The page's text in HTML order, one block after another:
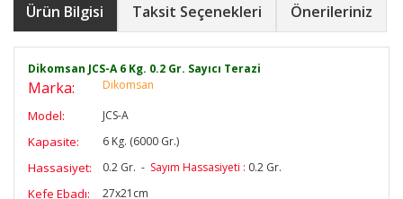
Ürün Bilgisi Taksit Seçenekleri Önerileriniz
Dikomsan JCS-A 6 Kg. 0.2 Gr. Sayıcı Terazi
Marka: Dikomsan
Model: JCS-A
Kapasite: 6 Kg. (6000 Gr.)
Hassasiyet: 0.2 Gr. - Sayım Hassasiyeti : 0.2 Gr.
Kefe Ebadı: 27x21cm